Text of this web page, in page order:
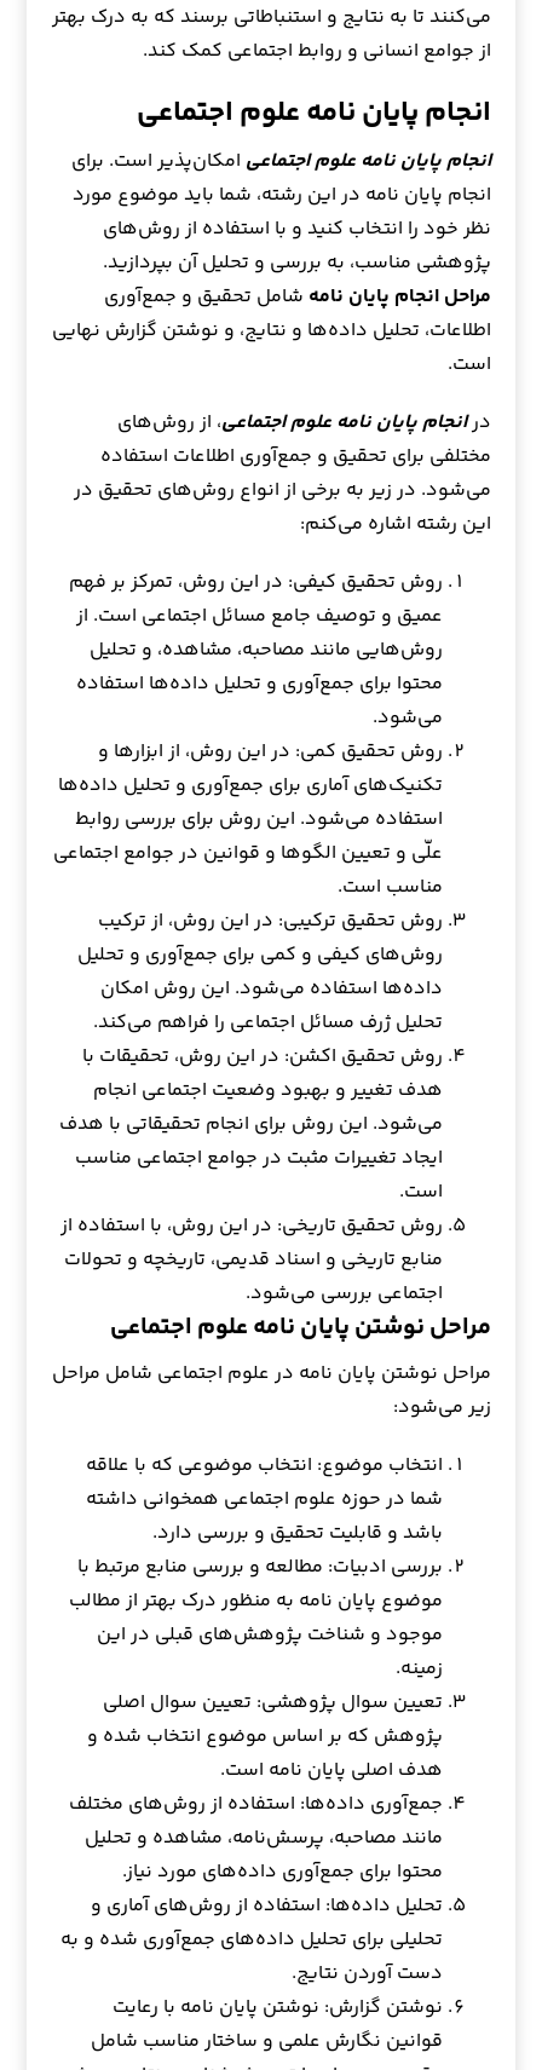
می‌کنند تا به نتایج و استنباطاتی برسند که به درک بهتر
از جوامع انسانی و روابط اجتماعی کمک کند.
انجام پایان نامه علوم اجتماعی
انجام پایان نامه علوم اجتماعی امکان‌پذیر است. برای
انجام پایان نامه در این رشته، شما باید موضوع مورد
نظر خود را انتخاب کنید و با استفاده از روش‌های
پژوهشی مناسب، به بررسی و تحلیل آن بپردازید.
مراحل انجام پایان نامه شامل تحقیق و جمع‌آوری
اطلاعات، تحلیل داده‌ها و نتایج، و نوشتن گزارش نهایی
است.
درانجام پایان نامه علوم اجتماعی، از روش‌های
مختلفی برای تحقیق و جمع‌آوری اطلاعات استفاده
می‌شود. در زیر به برخی از انواع روش‌های تحقیق در
این رشته اشاره می‌کنم:
روش تحقیق کیفی: در این روش، تمرکز بر فهم
عمیق و توصیف جامع مسائل اجتماعی است. از
روش‌هایی مانند مصاحبه، مشاهده، و تحلیل
محتوا برای جمع‌آوری و تحلیل داده‌ها استفاده
می‌شود.
روش تحقیق کمی: در این روش، از ابزارها و
تکنیک‌های آماری برای جمع‌آوری و تحلیل داده‌ها
استفاده می‌شود. این روش برای بررسی روابط
علّی و تعیین الگوها و قوانین در جوامع اجتماعی
مناسب است.
روش تحقیق ترکیبی: در این روش، از ترکیب
روش‌های کیفی و کمی برای جمع‌آوری و تحلیل
داده‌ها استفاده می‌شود. این روش امکان
تحلیل ژرف مسائل اجتماعی را فراهم می‌کند.
روش تحقیق اکشن: در این روش، تحقیقات با
هدف تغییر و بهبود وضعیت اجتماعی انجام
می‌شود. این روش برای انجام تحقیقاتی با هدف
ایجاد تغییرات مثبت در جوامع اجتماعی مناسب
است.
روش تحقیق تاریخی: در این روش، با استفاده از
منابع تاریخی و اسناد قدیمی، تاریخچه و تحولات
اجتماعی بررسی می‌شود.
مراحل نوشتن پایان نامه علوم اجتماعی
مراحل نوشتن پایان نامه در علوم اجتماعی شامل مراحل
زیر می‌شود:
انتخاب موضوع: انتخاب موضوعی که با علاقه
شما در حوزه علوم اجتماعی همخوانی داشته
باشد و قابلیت تحقیق و بررسی دارد.
بررسی ادبیات: مطالعه و بررسی منابع مرتبط با
موضوع پایان نامه به منظور درک بهتر از مطالب
موجود و شناخت پژوهش‌های قبلی در این
زمینه.
تعیین سوال پژوهشی: تعیین سوال اصلی
پژوهش که بر اساس موضوع انتخاب شده و
هدف اصلی پایان نامه است.
جمع‌آوری داده‌ها: استفاده از روش‌های مختلف
مانند مصاحبه، پرسش‌نامه، مشاهده و تحلیل
محتوا برای جمع‌آوری داده‌های مورد نیاز.
تحلیل داده‌ها: استفاده از روش‌های آماری و
تحلیلی برای تحلیل داده‌های جمع‌آوری شده و به
دست آوردن نتایج.
نوشتن گزارش: نوشتن پایان نامه با رعایت
قوانین نگارش علمی و ساختار مناسب شامل